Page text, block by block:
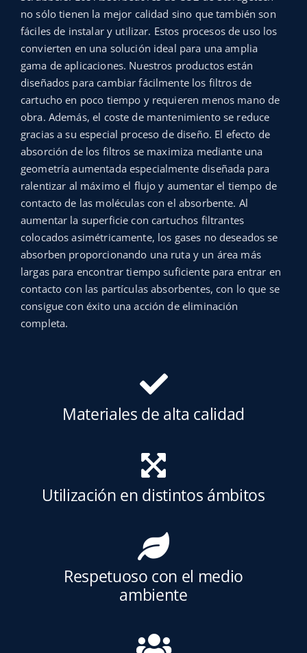
no sólo tienen la mejor calidad sino que también son
fáciles de instalar y utilizar. Estos procesos de uso los
convierten en una solución ideal para una amplia
gama de aplicaciones. Nuestros productos están
diseñados para cambiar fácilmente los filtros de
cartucho en poco tiempo y requieren menos mano de
obra. Además, el coste de mantenimiento se reduce
gracias a su especial proceso de diseño. El efecto de
absorción de los filtros se maximiza mediante una
geometría aumentada especialmente diseñada para
ralentizar al máximo el flujo y aumentar el tiempo de
contacto de las moléculas con el absorbente. Al
aumentar la superficie con cartuchos filtrantes
colocados asimétricamente, los gases no deseados se
absorben proporcionando una ruta y un área más
largas para encontrar tiempo suficiente para entrar en
contacto con las partículas absorbentes, con lo que se
consigue con éxito una acción de eliminación
completa.
Materiales de alta calidad
Utilización en distintos ámbitos
Respetuoso con el medio
ambiente